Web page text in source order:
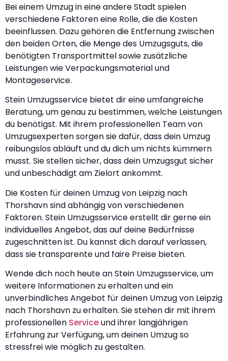
Bei einem Umzug in eine andere Stadt spielen
verschiedene Faktoren eine Rolle, die die Kosten
beeinflussen. Dazu gehören die Entfernung zwischen
den beiden Orten, die Menge des Umzugsguts, die
benötigten Transportmittel sowie zusätzliche
Leistungen wie Verpackungsmaterial und
Montageservice.
Stein Umzugsservice bietet dir eine umfangreiche
Beratung, um genau zu bestimmen, welche Leistungen
du benötigst. Mit ihrem professionellen Team von
Umzugsexperten sorgen sie dafür, dass dein Umzug
reibungslos abläuft und du dich um nichts kümmern
musst. Sie stellen sicher, dass dein Umzugsgut sicher
und unbeschädigt am Zielort ankommt.
Die Kosten für deinen Umzug von Leipzig nach
Thorshavn sind abhängig von verschiedenen
Faktoren. Stein Umzugsservice erstellt dir gerne ein
individuelles Angebot, das auf deine Bedürfnisse
zugeschnitten ist. Du kannst dich darauf verlassen,
dass sie transparente und faire Preise bieten.
Wende dich noch heute an Stein Umzugsservice, um
weitere Informationen zu erhalten und ein
unverbindliches Angebot für deinen Umzug von Leipzig
nach Thorshavn zu erhalten. Sie stehen dir mit ihrem
professionellen Serviceund ihrer langjährigen
Erfahrung zur Verfügung, um deinen Umzug so
stressfrei wie möglich zu gestalten.